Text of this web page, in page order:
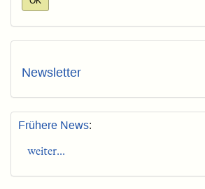
Newsletter
Frühere News:
weiter...